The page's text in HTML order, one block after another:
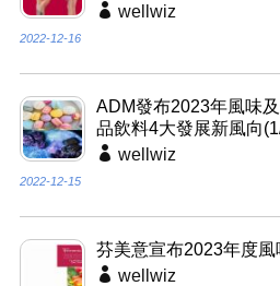
wellwiz
2022-12-16
ADM發布2023年風味
品飲料4大發展新風向
wellwiz
2022-12-15
芬美意宣布2023年度
wellwiz